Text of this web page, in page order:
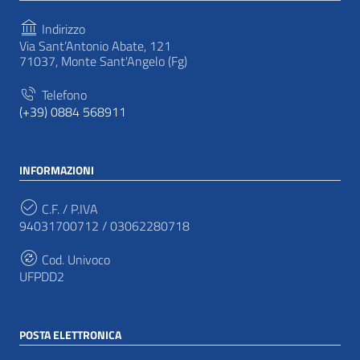
Indirizzo
Via Sant’Antonio Abate, 121
71037, Monte Sant'Angelo (Fg)
Telefono
(+39) 0884 568911
INFORMAZIONI
C.F. / P.IVA
94031700712 / 03062280718
Cod. Univoco
UFPDD2
POSTA ELETTRONICA